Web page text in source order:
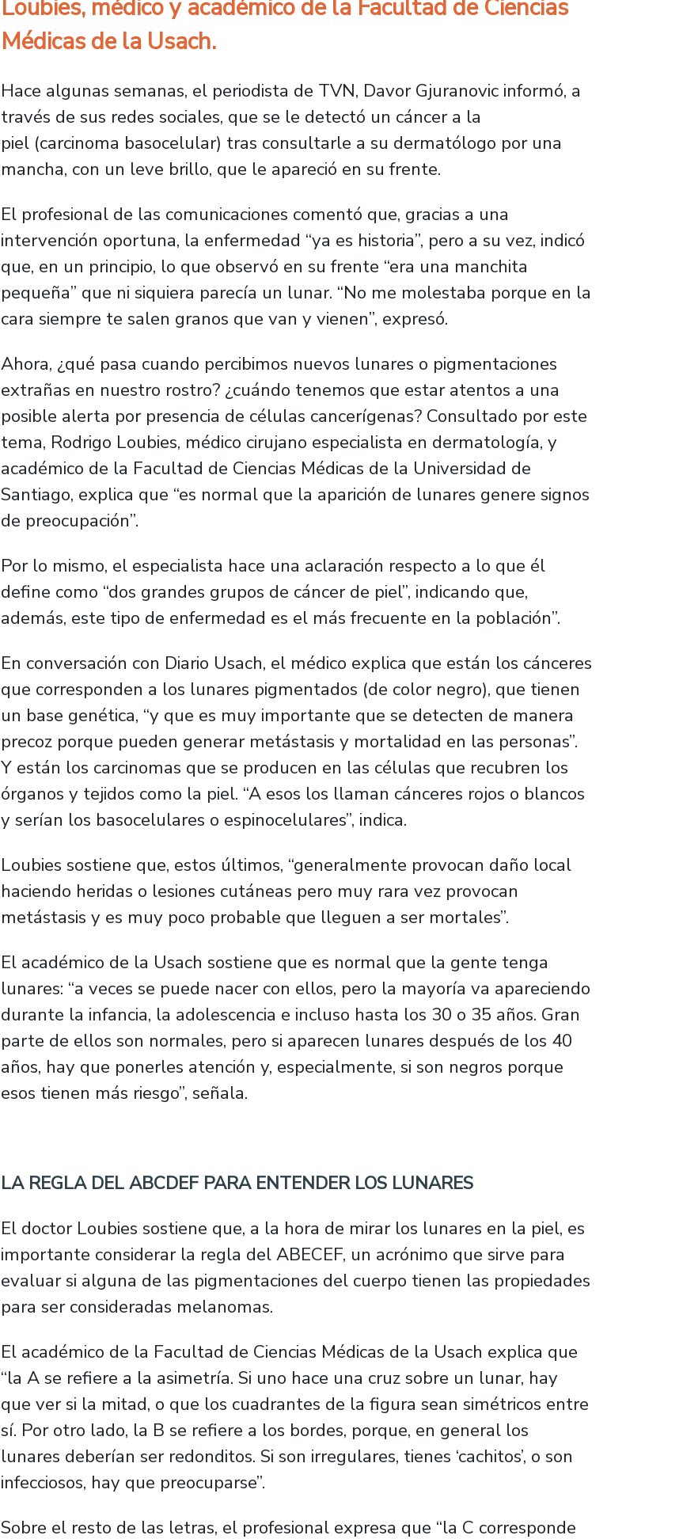
Loubies, médico y académico de la Facultad de Ciencias
Médicas de la Usach.
Hace algunas semanas, el periodista de TVN, Davor Gjuranovic informó, a
través de sus redes sociales, que se le detectó un cáncer a la
piel (carcinoma basocelular) tras consultarle a su dermatólogo por una
mancha, con un leve brillo, que le apareció en su frente.
El profesional de las comunicaciones comentó que, gracias a una
intervención oportuna, la enfermedad “ya es historia”, pero a su vez, indicó
que, en un principio, lo que observó en su frente “era una manchita
pequeña” que ni siquiera parecía un lunar. “No me molestaba porque en la
cara siempre te salen granos que van y vienen”, expresó.
Ahora, ¿qué pasa cuando percibimos nuevos lunares o pigmentaciones
extrañas en nuestro rostro? ¿cuándo tenemos que estar atentos a una
posible alerta por presencia de células cancerígenas? Consultado por este
tema, Rodrigo Loubies, médico cirujano especialista en dermatología, y
académico de la Facultad de Ciencias Médicas de la Universidad de
Santiago, explica que “es normal que la aparición de lunares genere signos
de preocupación”.
Por lo mismo, el especialista hace una aclaración respecto a lo que él
define como “dos grandes grupos de cáncer de piel”, indicando que,
además, este tipo de enfermedad es el más frecuente en la población”.
En conversación con Diario Usach, el médico explica que están los cánceres
que corresponden a los lunares pigmentados (de color negro), que tienen
un base genética, “y que es muy importante que se detecten de manera
precoz porque pueden generar metástasis y mortalidad en las personas”.
Y están los carcinomas que se producen en las células que recubren los
órganos y tejidos como la piel. “A esos los llaman cánceres rojos o blancos
y serían los basocelulares o espinocelulares”, indica.
Loubies sostiene que, estos últimos, “generalmente provocan daño local
haciendo heridas o lesiones cutáneas pero muy rara vez provocan
metástasis y es muy poco probable que lleguen a ser mortales”.
El académico de la Usach sostiene que es normal que la gente tenga
lunares: “a veces se puede nacer con ellos, pero la mayoría va apareciendo
durante la infancia, la adolescencia e incluso hasta los 30 o 35 años. Gran
parte de ellos son normales, pero si aparecen lunares después de los 40
años, hay que ponerles atención y, especialmente, si son negros porque
esos tienen más riesgo”, señala.
LA REGLA DEL ABCDEF PARA ENTENDER LOS LUNARES
El doctor Loubies sostiene que, a la hora de mirar los lunares en la piel, es
importante considerar la regla del ABECEF, un acrónimo que sirve para
evaluar si alguna de las pigmentaciones del cuerpo tienen las propiedades
para ser consideradas melanomas.
El académico de la Facultad de Ciencias Médicas de la Usach explica que
“la A se refiere a la asimetría. Si uno hace una cruz sobre un lunar, hay
que ver si la mitad, o que los cuadrantes de la figura sean simétricos entre
sí. Por otro lado, la B se refiere a los bordes, porque, en general los
lunares deberían ser redonditos. Si son irregulares, tienes ‘cachitos’, o son
infecciosos, hay que preocuparse”.
Sobre el resto de las letras, el profesional expresa que “la C corresponde